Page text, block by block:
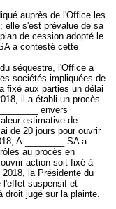
auprès de l'Office les
elle s'est prévalue de sa
de cession adopté le
a contesté cette
séquestre, l'Office a
sociétés impliquées de
fixé aux parties un délai
il a établi un procès-
envers
estimative de
de 20 jours pour ouvrir
A.________ SA a
au procès en
action soit fixé à
2018, la Présidente du
l'effet suspensif et
droit jugé sur la plainte.